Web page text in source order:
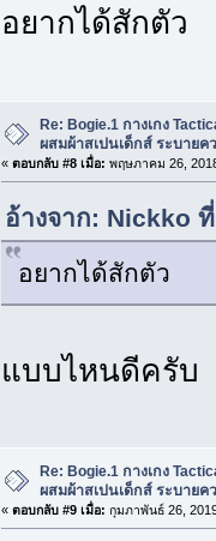
อยากได้สักตัว
Re: Bogie.1 กางเกง
ผสมผ้าสเปนเด็กส์ ระบายค
« ตอบกลับ #8 เมื่อ: พฤษภาคม 26,
อ้างจาก: Nickko
อยากได้สักตัว
แบบไหนดีครับ
Re: Bogie.1 กางเกง
ผสมผ้าสเปนเด็กส์ ระบายค
« ตอบกลับ #9 เมื่อ: กุมภาพันธ์ 26,